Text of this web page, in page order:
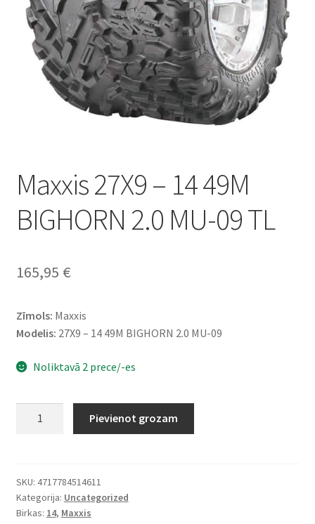
Maxxis 27X9 – 14 49M
BIGHORN 2.0 MU-09 TL
165,95 €
Zīmols: Maxxis
Modelis: 27X9 – 14 49M BIGHORN 2.0 MU-09
Noliktavā 2 prece/-es
49M
BIGHORN
2.0
Pievienot grozam
SKU: 4717784514611
Kategorija: Uncategorized
Birkas: 14, Maxxis